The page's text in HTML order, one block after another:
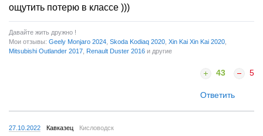
ощутить потерю в классе )))
Давайте жить дружно !
Мои отзывы: Geely Monjaro 2024 Skoda Kodiaq 2020 Xin Kai Xin Kai 2020
Mitsubishi Outlander 2017
Renault Duster 2016 и другие
43 5
Ответить
27.10.2022 Кавказец Кисловодск